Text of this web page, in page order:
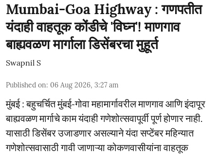
Mumbai-Goa Highway : गणपतीत
यंदाही वाहतूक कोंडीचे 'विघ्न'! माणगाव
बाह्यवळण मार्गाला डिसेंबरचा मुहूर्त
Swapnil S
Published on: 06 Aug 2026, 3:27 am
मुंबई : बहुचर्चित मुंबई-गोवा महामार्गावरील माणगाव आणि इंदापूर
बाह्यवळण मार्गाचे काम यंदाही गणेशोत्सवापूर्वी पूर्ण होणार नाही.
यासाठी डिसेंबर उजाडणार असल्याने यंदा सप्टेंबर महिन्यात
गणेशोत्सवासाठी गावी जाणाऱ्या कोकणवासीयांना वाहतूक